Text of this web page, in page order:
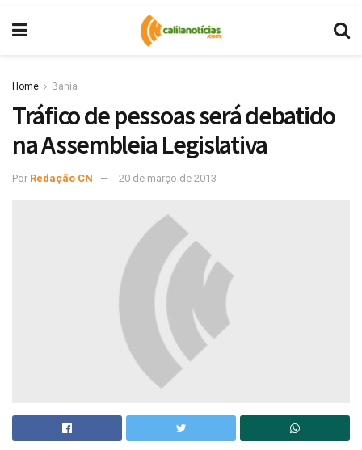
Home Bahia
Tráfico de pessoas será debatido
na Assembleia Legislativa
Por Redação CN 20 de março de 2013